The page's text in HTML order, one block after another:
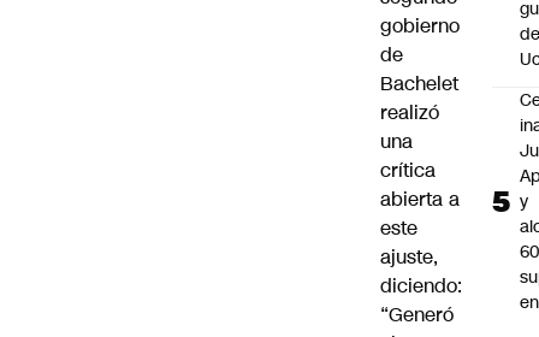
gobierno
de
Bachelet
realizó
una
crítica
abierta a
este
ajuste,
diciendo:
“Generó
de
y
60